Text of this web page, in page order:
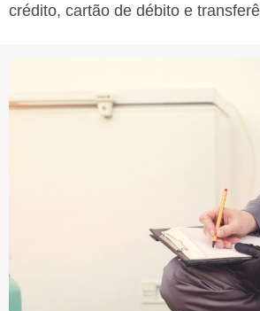
crédito, cartão de débito e